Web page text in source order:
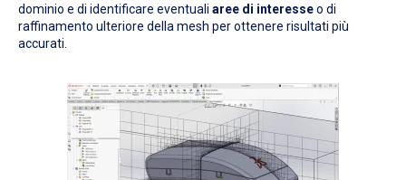
dominio e di identificare eventuali aree di interesseo di
raffinamento ulteriore della mesh per ottenere risultati più
accurati.